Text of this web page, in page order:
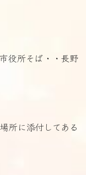
役所そば・・長野
所に添付してある